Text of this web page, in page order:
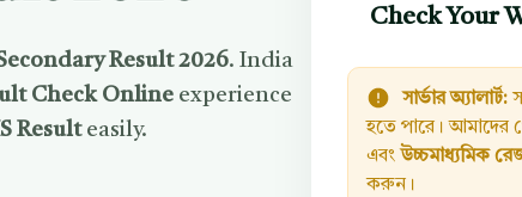
Result 2026. India
Check Online experience
Resulteasily.
Check Your
সার্ভার অ্যালার্ট:
হতে পারে। আমাদের
এবং উচ্চমাধ্যমিক
করুন।